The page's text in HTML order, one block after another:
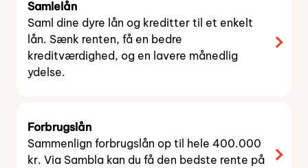
Samlelån
Saml dine dyre lån og kreditter til et enkelt
lån. Sænk renten, få en bedre
kreditværdighed, og en lavere månedlig
ydelse.
Forbrugslån
Sammenlign forbrugslån op til hele 400.000
kr. Via Sambla kan du få den bedste rente på